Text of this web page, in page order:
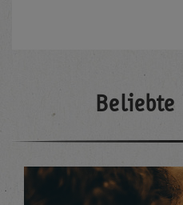
Beliebte